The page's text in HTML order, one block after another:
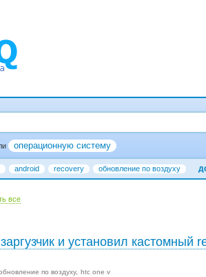
операционную систему
android recovery обновление по воздуху
все
и установил кастомный
по воздуху htc one v